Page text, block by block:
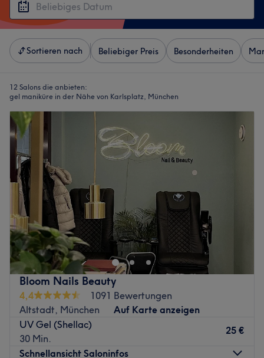
Sortieren nach Beliebiger Preis Besonderheiten
12 Salons die anbieten:
gel maniküre in der Nähe von Karlsplatz, München
Bloom Nails Beauty
4,4
1091 Bewertungen
Altstadt, München
Auf Karte anzeigen
UV Gel (Shellac)
30 Min.
25 €
Schnellansicht Saloninfos